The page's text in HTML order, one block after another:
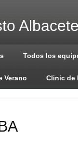
Todos los
Verano Clinic de